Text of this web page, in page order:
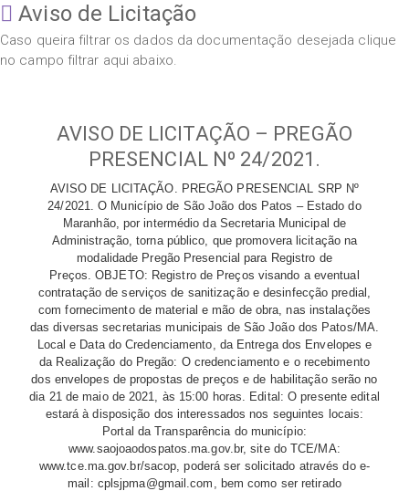
Aviso de Licitação
Caso queira filtrar os dados da documentação desejada clique
no campo filtrar aqui abaixo.
AVISO DE LICITAÇÃO – PREGÃO
PRESENCIAL Nº 24/2021.
AVISO DE LICITAÇÃO. PREGÃO PRESENCIAL SRP Nº
24/2021.O Município de São João dos Patos – Estado do
Maranhão, por intermédio da Secretaria Municipal de
Administração, torna público, que promovera licitação na
modalidade Pregão Presencial para Registro de
Preços.OBJETO: Registro de Preços visando a eventual
contratação de serviços de sanitização e desinfecção predial,
com fornecimento de material e mão de obra, nas instalações
das diversas secretarias municipais de São João dos Patos/MA.
Local e Data do Credenciamento, da Entrega dos Envelopes e
da Realização do Pregão: O credenciamento e o recebimento
dos envelopes de propostas de preços e de habilitação serão no
dia 21 de maio de 2021, às 15:00 horas. Edital: O presente edital
estará à disposição dos interessados nos seguintes locais:
Portal da Transparência do município:
www.saojoaodospatos.ma.gov.br, site do TCE/MA:
www.tce.ma.gov.br/sacop, poderá ser solicitado através do e-
mail: cplsjpma@gmail.com, bem como ser retirado